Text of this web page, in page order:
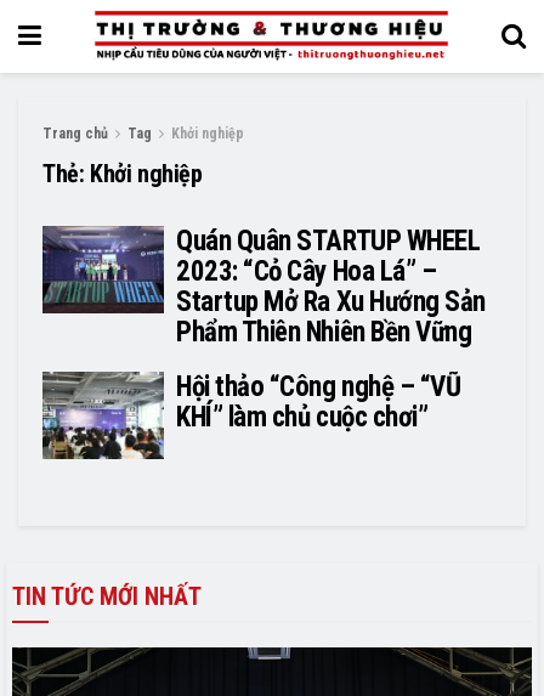
Trang chủ Tag Khởi nghiệp
Thẻ: Khởi nghiệp
Quán Quân STARTUP WHEEL
2023: “Cỏ Cây Hoa Lá” –
Startup Mở Ra Xu Hướng Sản
Phẩm Thiên Nhiên Bền Vững
Hội thảo “Công nghệ – “VŨ
KHÍ” làm chủ cuộc chơi”
TIN TỨC MỚI NHẤT